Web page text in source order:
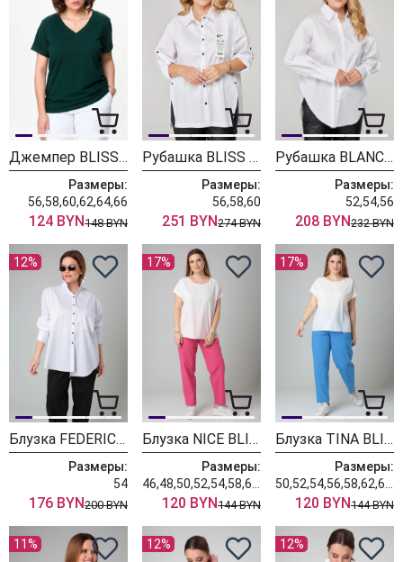
Джемпер BLISS 9174 нефть
Размеры:
56,58,60,62,64,66
124 BYN148 BYN
Рубашка BLISS 8221 белый
Размеры:
56,58,60
251 BYN274 BYN
Рубашка BLANCA BLISS 8218 белый
Размеры:
52,54,56
208 BYN232 BYN
12%
Блузка FEDERICO BLISS 8311 белый
Размеры:
54
176 BYN200 BYN
17%
Блузка NICE BLISS 8702 молоко
Размеры:
120 BYN144 BYN
17%
Блузка TINA BLISS 8703 молоко
Размеры:
120 BYN144 BYN
11% 12% 12%